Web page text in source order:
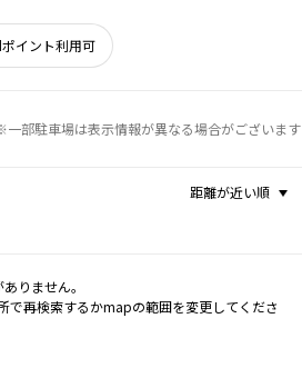
イント利用可
一部駐車場は表示情報が異なる場合がございます
距離が近い順
りません。
で再検索するかmapの範囲を変更してくださ